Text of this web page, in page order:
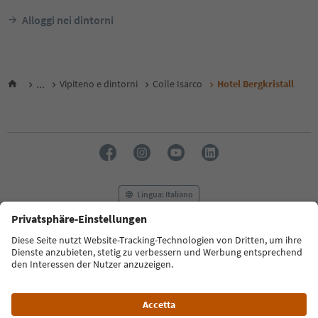
Alloggi nei dintorni
... Vipiteno e dintorni Colle Isarco Hotel Bergkristall
Lingua: Italiano
FAQ Contatti Press MICE
Privacy Policy
Termini e condizioni
Crediti
Cookie Policy
Alto Adige B2B